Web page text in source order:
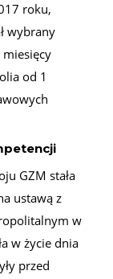
roku,
wybrany
od 1
GZM stała
ustawą z
w
w życie dnia
przed